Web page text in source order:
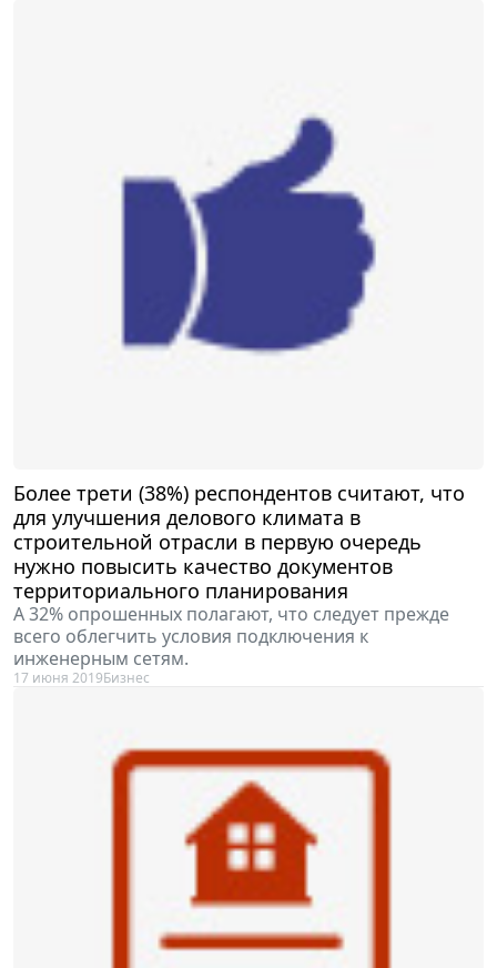
Более трети (38%) респондентов считают, что
для улучшения делового климата в
строительной отрасли в первую очередь
нужно повысить качество документов
территориального планирования
А 32% опрошенных полагают, что следует прежде
всего облегчить условия подключения к
инженерным сетям.
17 июня 2019Бизнес